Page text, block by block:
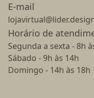
E-mail
Horário de
Segunda a sexta - 8h
Sábado - 9h às 14h
Domingo - 14h às 18h